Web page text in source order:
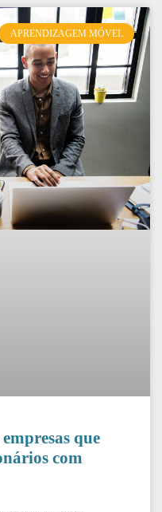
APRENDIZAGEM MÓVEL
que
com